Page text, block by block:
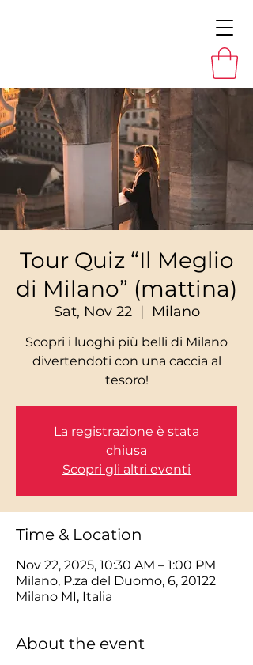
Tour Quiz “Il Meglio
di Milano” (mattina)
Sat, Nov 22
  |
Milano
Scopri i luoghi più belli di Milano
divertendoti con una caccia al
tesoro!
La registrazione è stata
chiusa
Scopri gli altri eventi
Time & Location
Nov 22, 2025, 10:30 AM – 1:00 PM
Milano, P.za del Duomo, 6, 20122
Milano MI, Italia
About the event